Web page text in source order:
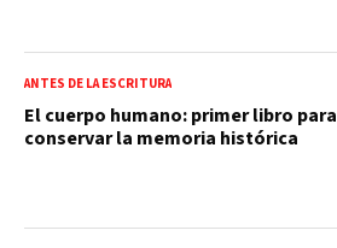
ANTES DE LA ESCRITURA
El cuerpo humano: primer libro para
conservar la memoria histórica